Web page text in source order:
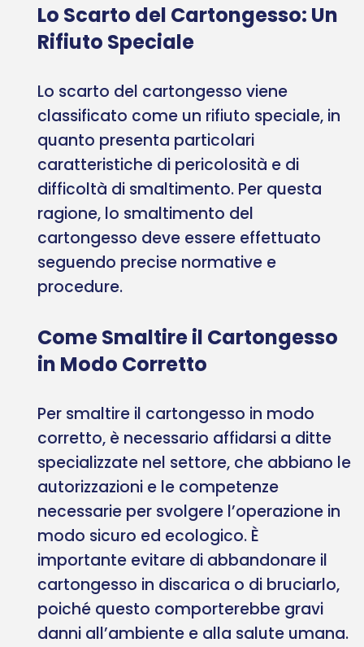
Lo Scarto del Cartongesso: Un
Rifiuto Speciale
Lo scarto del cartongesso viene
classificato come un rifiuto speciale, in
quanto presenta particolari
caratteristiche di pericolosità e di
difficoltà di smaltimento. Per questa
ragione, lo smaltimento del
cartongesso deve essere effettuato
seguendo precise normative e
procedure.
Come Smaltire il Cartongesso
in Modo Corretto
Per smaltire il cartongesso in modo
corretto, è necessario affidarsi a ditte
specializzate nel settore, che abbiano le
autorizzazioni e le competenze
necessarie per svolgere l’operazione in
modo sicuro ed ecologico. È
importante evitare di abbandonare il
cartongesso in discarica o di bruciarlo,
poiché questo comporterebbe gravi
danni all’ambiente e alla salute umana.